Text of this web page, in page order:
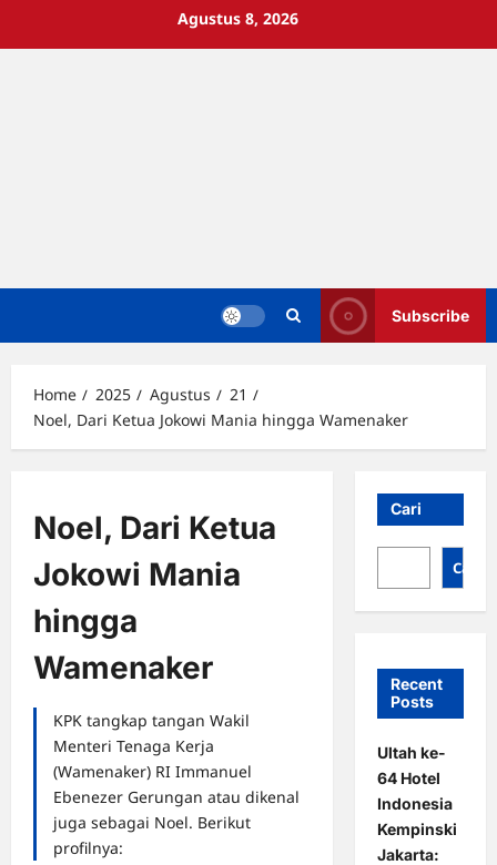
Agustus 8, 2026
Subscribe
Home 2025 Agustus
21
Noel, Dari Ketua Jokowi Mania hingga Wamenaker
Noel, Dari Ketua
Jokowi Mania
hingga
Wamenaker
KPK tangkap tangan Wakil
Menteri Tenaga Kerja
(Wamenaker) RI Immanuel
Ebenezer Gerungan atau dikenal
juga sebagai Noel. Berikut
profilnya:
Cari
Cari
Recent
Posts
Ultah ke-
64 Hotel
Indonesia
Kempinski
Jakarta: